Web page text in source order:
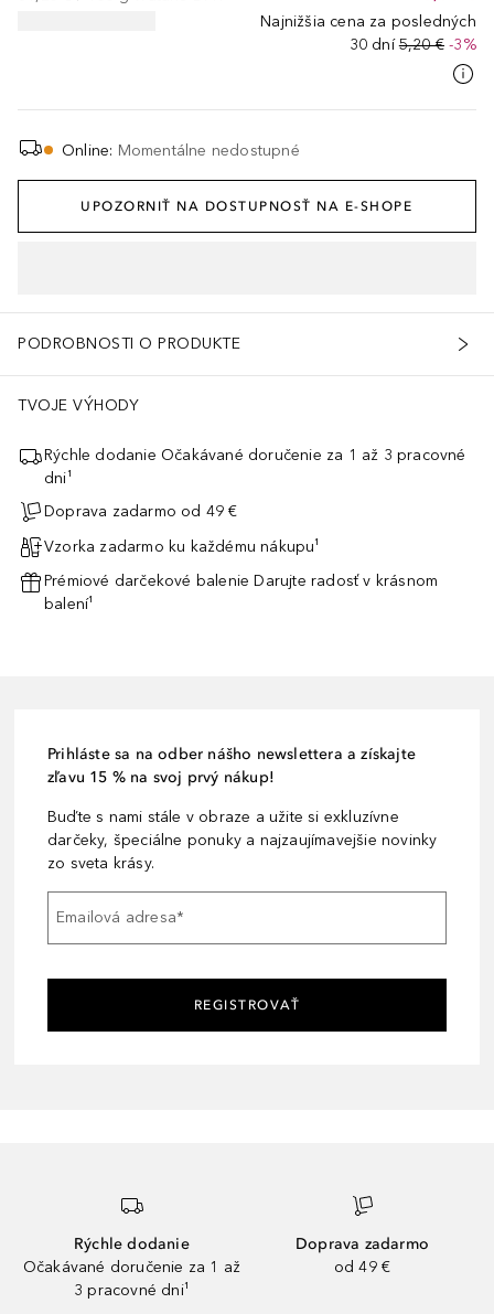
Najnižšia cena za posledných
30 dní 5,20 € -3%
Online: Momentálne nedostupné
UPOZORNIŤ NA DOSTUPNOSŤ NA E-SHOPE
PODROBNOSTI O PRODUKTE
TVOJE VÝHODY
Rýchle dodanie Očakávané doručenie za 1 až 3 pracovné
dni¹
Doprava zadarmo od 49 €
Vzorka zadarmo ku každému nákupu¹
Prémiové darčekové balenie Darujte radosť v krásnom
balení¹
Prihláste sa na odber nášho newslettera a získajte
zľavu 15 % na svoj prvý nákup!
Buďte s nami stále v obraze a užite si exkluzívne
darčeky, špeciálne ponuky a najzaujímavejšie novinky
zo sveta krásy.
Emailová adresa*
REGISTROVAŤ
Rýchle dodanie
Očakávané doručenie za 1 až
3 pracovné dni¹
Doprava zadarmo
od 49 €